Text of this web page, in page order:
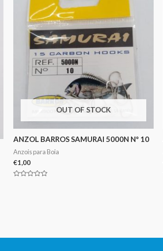
OUT OF STOCK
ANZOL BARROS SAMURAI 5000N Nº 10
Anzois para Boia
€1,00